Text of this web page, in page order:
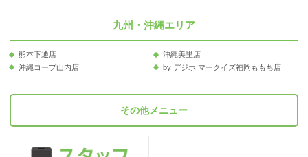
九州・沖縄エリア
熊本下通店
沖縄美里店
沖縄コープ山内店
by デジホ マークイズ福岡ももち店
その他メニュー